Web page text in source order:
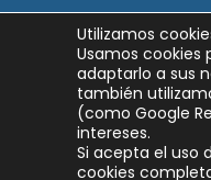
Utilizamos
Usamos
adaptarlo a sus
también
(como Google
intereses.
Si acepta el uso
cookies